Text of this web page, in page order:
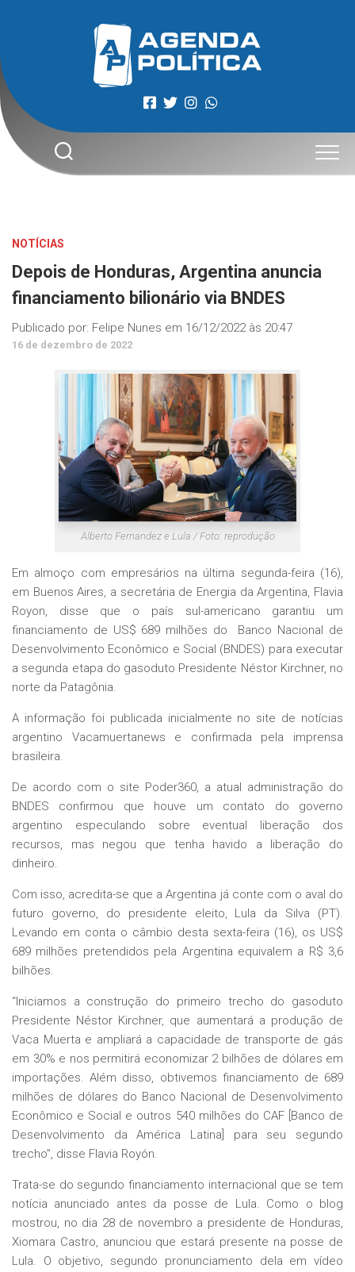
NOTÍCIAS
Depois de Honduras, Argentina anuncia
financiamento bilionário via BNDES
Publicado por: Felipe Nunes em 16/12/2022 às 20:47
16 de dezembro de 2022
Alberto Fernandez e Lula / Foto: reprodução
Em almoço com empresários na última segunda-feira (16),
em Buenos Aires, a secretária de Energia da Argentina, Flavia
Royon, disse que o país sul-americano garantiu um
financiamento de US$ 689 milhões do Banco Nacional de
Desenvolvimento Econômico e Social (BNDES) para executar
a segunda etapa do gasoduto Presidente Néstor Kirchner, no
norte da Patagônia.
A informação foi publicada inicialmente no site de notícias
argentino Vacamuertanews e confirmada pela imprensa
brasileira.
De acordo com o site Poder360, a atual administração do
BNDES confirmou que houve um contato do governo
argentino especulando sobre eventual liberação dos
recursos, mas negou que tenha havido a liberação do
dinheiro.
Com isso, acredita-se que a Argentina já conte com o aval do
futuro governo, do presidente eleito, Lula da Silva (PT).
Levando em conta o câmbio desta sexta-feira (16), os US$
689 milhões pretendidos pela Argentina equivalem a R$ 3,6
bilhões.
“Iniciamos a construção do primeiro trecho do gasoduto
Presidente Néstor Kirchner, que aumentará a produção de
Vaca Muerta e ampliará a capacidade de transporte de gás
em 30% e nos permitirá economizar 2 bilhões de dólares em
importações. Além disso, obtivemos financiamento de 689
milhões de dólares do Banco Nacional de Desenvolvimento
Econômico e Social e outros 540 milhões do CAF [Banco de
Desenvolvimento da América Latina] para seu segundo
trecho”, disse Flavia Royón.
Trata-se do segundo financiamento internacional que se tem
notícia anunciado antes da posse de Lula. Como o blog
mostrou, no dia 28 de novembro a presidente de Honduras,
Xiomara Castro, anunciou que estará presente na posse de
Lula. O objetivo, segundo pronunciamento dela em vídeo